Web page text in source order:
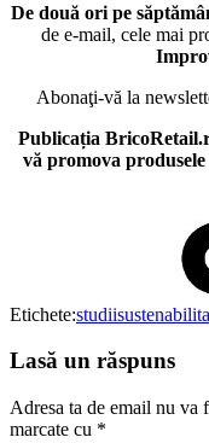
De două ori pe
de e-mail, cele mai
Abonaţi-vă la
Publicația
vă promova
Etichete:studii
Lasă un răspuns
Adresa ta de email nu va
marcate cu *